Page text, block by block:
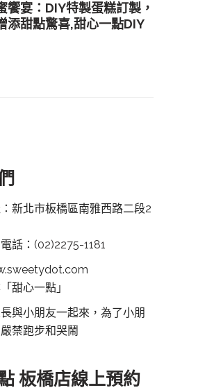
饗宴：DIY特製蛋糕訂製，
添甜點驚喜,甜心一點DIY
新北市板橋區南雅西路二段2
話： (02)2275-1181
甜心一點」
與小朋友一起來，為了小朋
禁跑步和哭鬧
板橋店線上預約